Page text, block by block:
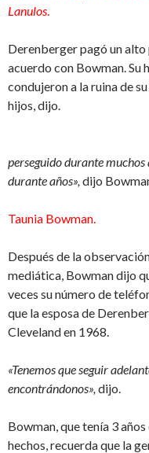
Lanulos.
Derenberger pagó un
acuerdo con Bowman. Su
condujeron a la ruina de
hijos, dijo.
perseguido durante
durante años», dijo
Taunia Bowman.
Después de la
mediática, Bowman dijo
veces su número de
que la esposa de
Cleveland en 1968.
«Tenemos que seguir
encontrándonos», dijo.
Bowman, que tenía 3
hechos, recuerda que la